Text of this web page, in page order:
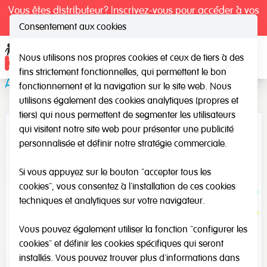
Vous êtes distributeur? Inscrivez-vous pour accéder à vos
tarifs exclusifs.
Animaux de la ferme
Consentement aux cookies
Nous utilisons nos propres cookies et ceux de tiers à des
fins strictement fonctionnelles, qui permettent le bon
fonctionnement et la navigation sur le site web. Nous
utilisons également des cookies analytiques (propres et
tiers) qui nous permettent de segmenter les utilisateurs
qui visitent notre site web pour présenter une publicité
personnalisée et définir notre stratégie commerciale.
Si vous appuyez sur le bouton "accepter tous les
cookies", vous consentez à l'installation de ces cookies
techniques et analytiques sur votre navigateur.
Vous pouvez également utiliser la fonction "configurer les
cookies" et définir les cookies spécifiques qui seront
installés. Vous pouvez trouver plus d'informations dans